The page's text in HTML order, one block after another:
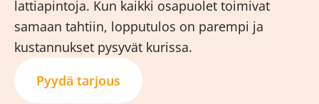
lattiapintoja. Kun kaikki osapuolet toimivat
samaan tahtiin, lopputulos on parempi ja
kustannukset pysyvät kurissa.
Pyydä tarjous